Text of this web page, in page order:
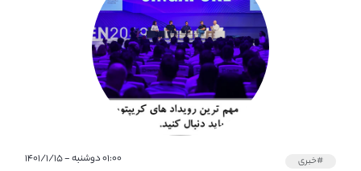
#خبری ۰۱:۰۰ دوشنبه - ۱۴۰۱/۱/۱۵